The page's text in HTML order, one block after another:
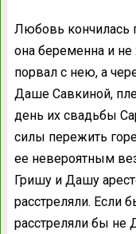
Любовь кончилась
она беременна и не
порвал с нею, а
Даше Савкиной,
день их свадьбы
силы пережить
ее невероятным
Гришу и Дашу
расстреляли. Если
расстреляли бы не